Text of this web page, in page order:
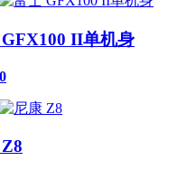
II单机身